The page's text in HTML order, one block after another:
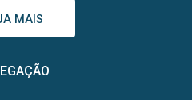
MAIS